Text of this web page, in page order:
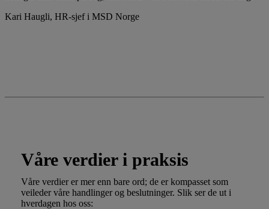
Kari Haugli, HR-sjef i MSD Norge
Våre verdier i praksis
Våre verdier er mer enn bare ord; de er kompasset som
veileder våre handlinger og beslutninger. Slik ser de ut i
hverdagen hos oss: